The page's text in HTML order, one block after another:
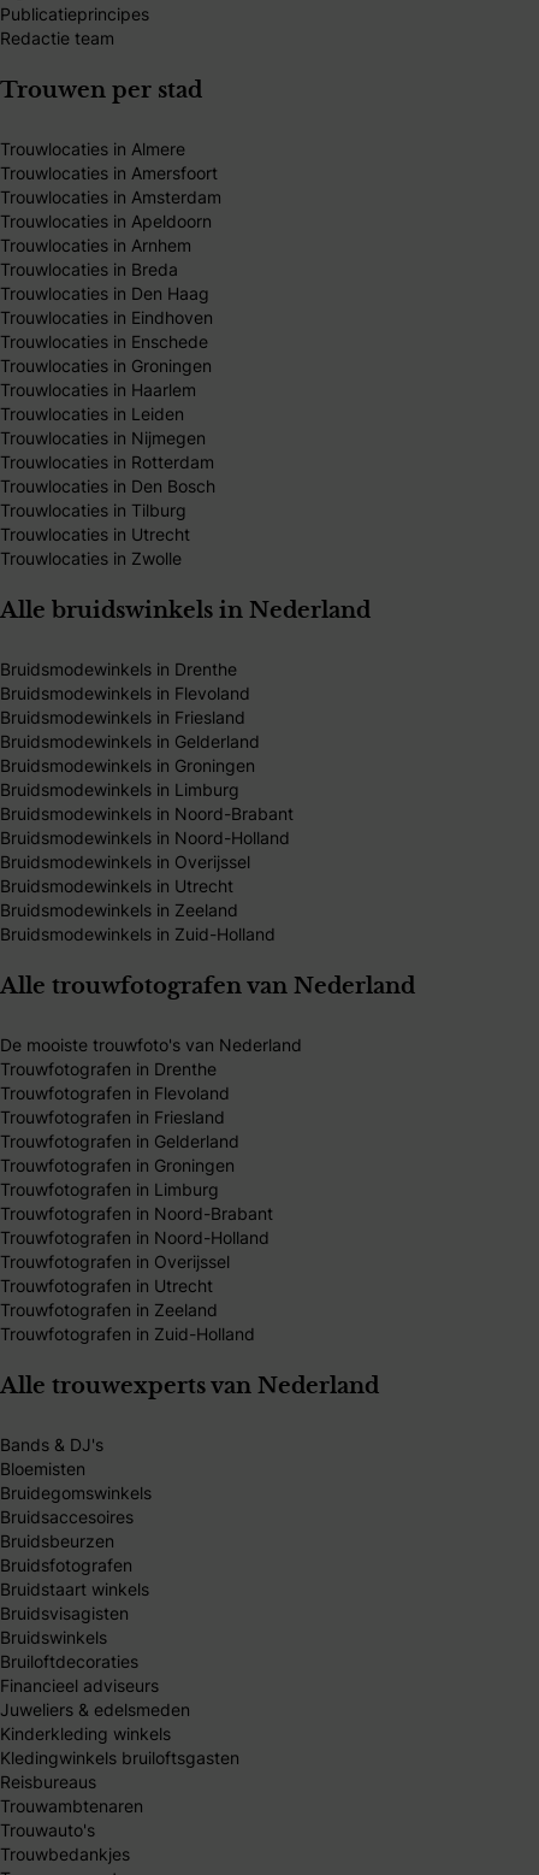
Publicatieprincipes
Redactie team
Trouwen per stad
Trouwlocaties in Almere
Trouwlocaties in Amersfoort
Trouwlocaties in Amsterdam
Trouwlocaties in Apeldoorn
Trouwlocaties in Arnhem
Trouwlocaties in Breda
Trouwlocaties in Den Haag
Trouwlocaties in Eindhoven
Trouwlocaties in Enschede
Trouwlocaties in Groningen
Trouwlocaties in Haarlem
Trouwlocaties in Leiden
Trouwlocaties in Nijmegen
Trouwlocaties in Rotterdam
Trouwlocaties in Den Bosch
Trouwlocaties in Tilburg
Trouwlocaties in Utrecht
Trouwlocaties in Zwolle
Alle bruidswinkels in Nederland
Bruidsmodewinkels in Drenthe
Bruidsmodewinkels in Flevoland
Bruidsmodewinkels in Friesland
Bruidsmodewinkels in Gelderland
Bruidsmodewinkels in Groningen
Bruidsmodewinkels in Limburg
Bruidsmodewinkels in Noord-Brabant
Bruidsmodewinkels in Noord-Holland
Bruidsmodewinkels in Overijssel
Bruidsmodewinkels in Utrecht
Bruidsmodewinkels in Zeeland
Bruidsmodewinkels in Zuid-Holland
Alle trouwfotografen van Nederland
De mooiste trouwfoto's van Nederland
Trouwfotografen in Drenthe
Trouwfotografen in Flevoland
Trouwfotografen in Friesland
Trouwfotografen in Gelderland
Trouwfotografen in Groningen
Trouwfotografen in Limburg
Trouwfotografen in Noord-Brabant
Trouwfotografen in Noord-Holland
Trouwfotografen in Overijssel
Trouwfotografen in Utrecht
Trouwfotografen in Zeeland
Trouwfotografen in Zuid-Holland
Alle trouwexperts van Nederland
Bands & DJ's
Bloemisten
Bruidegomswinkels
Bruidsaccesoires
Bruidsbeurzen
Bruidsfotografen
Bruidstaart winkels
Bruidsvisagisten
Bruidswinkels
Bruiloftdecoraties
Financieel adviseurs
Juweliers & edelsmeden
Kinderkleding winkels
Kledingwinkels bruiloftsgasten
Reisbureaus
Trouwambtenaren
Trouwauto's
Trouwbedankjes